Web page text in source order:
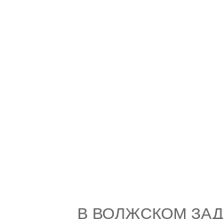
В ВОЛЖСКОМ